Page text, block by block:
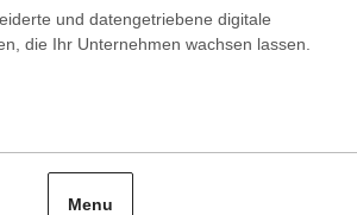
und datengetriebene digitale
die Ihr Unternehmen wachsen lassen.
Menu